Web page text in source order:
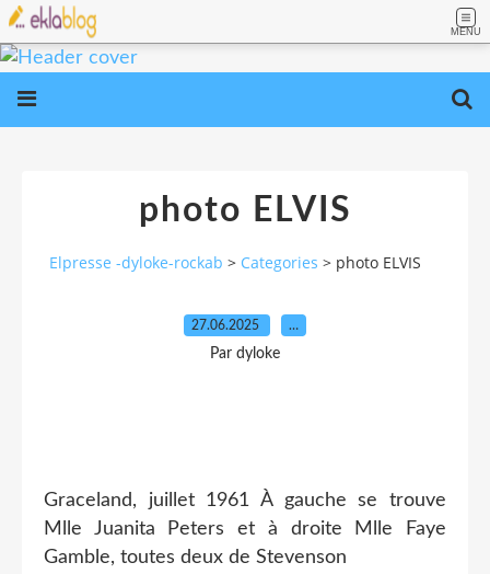
MENU
photo ELVIS
Elpresse -dyloke-rockab > Categories > photo ELVIS
27.06.2025 …
Par dyloke
Graceland, juillet 1961 À gauche se trouve
Mlle Juanita Peters et à droite Mlle Faye
Gamble, toutes deux de Stevenson